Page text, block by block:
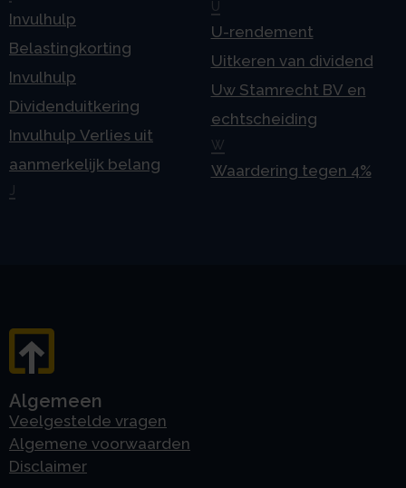
Invulhulp
Belastingkorting
Invulhulp
Dividenduitkering
Invulhulp Verlies uit
aanmerkelijk belang
U
U-rendement
Uitkeren van dividend
Uw Stamrecht BV en
echtscheiding
W
Waardering tegen 4%
Algemeen
Veelgestelde vragen
Algemene voorwaarden
Disclaimer